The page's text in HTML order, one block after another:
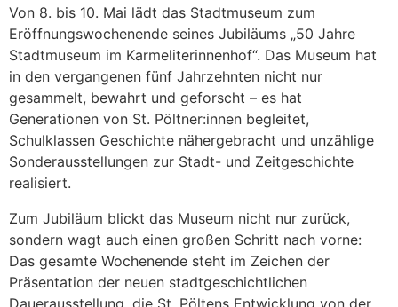
Von 8. bis 10. Mai lädt das Stadtmuseum zum
Eröffnungswochenende seines Jubiläums „50 Jahre
Stadtmuseum im Karmeliterinnenhof“. Das Museum hat
in den vergangenen fünf Jahrzehnten nicht nur
gesammelt, bewahrt und geforscht – es hat
Generationen von St. Pöltner:innen begleitet,
Schulklassen Geschichte nähergebracht und unzählige
Sonderausstellungen zur Stadt- und Zeitgeschichte
realisiert.
Zum Jubiläum blickt das Museum nicht nur zurück,
sondern wagt auch einen großen Schritt nach vorne:
Das gesamte Wochenende steht im Zeichen der
Präsentation der neuen stadtgeschichtlichen
Dauerausstellung, die St. Pöltens Entwicklung von der